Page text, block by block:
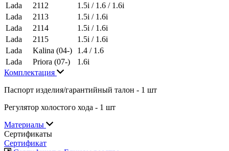
Lada
2112
1.5i / 1.6 / 1.6i
Lada
2113
1.5i / 1.6i
Lada
2114
1.5i / 1.6i
Lada
2115
1.5i / 1.6i
Lada
Kalina (04-)
1.4 / 1.6
Lada
Priora (07-)
1.6i
Комплектация
Паспорт изделия/гарантийный талон - 1 шт
Регулятор холостого хода - 1 шт
Материалы
Сертификаты
Сертификат